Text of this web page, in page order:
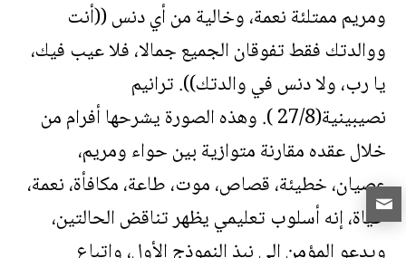
ومريم ممتلئة نعمة، وخالية من أي دنس ((أنت
ووالدتك فقط تفوقان الجميع جمالا، فلا عيب فيك،
يا رب، ولا دنس في والدتك)). ترانيم
نصيبينية(27/8 ). وهذه الصورة يشرحها أفرام من
خلال عقده مقارنة متوازية بين حواء ومريم،
عصيان، خطيئة، قصاص، موت، طاعة، مكافأة، نعمة،
حياة، إنه أسلوب تعليمي يظهر تناقض الحالتين،